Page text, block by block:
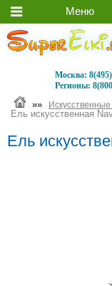
Москва:
Регионы:
»» Искусственные
Ель искусственная
Ель